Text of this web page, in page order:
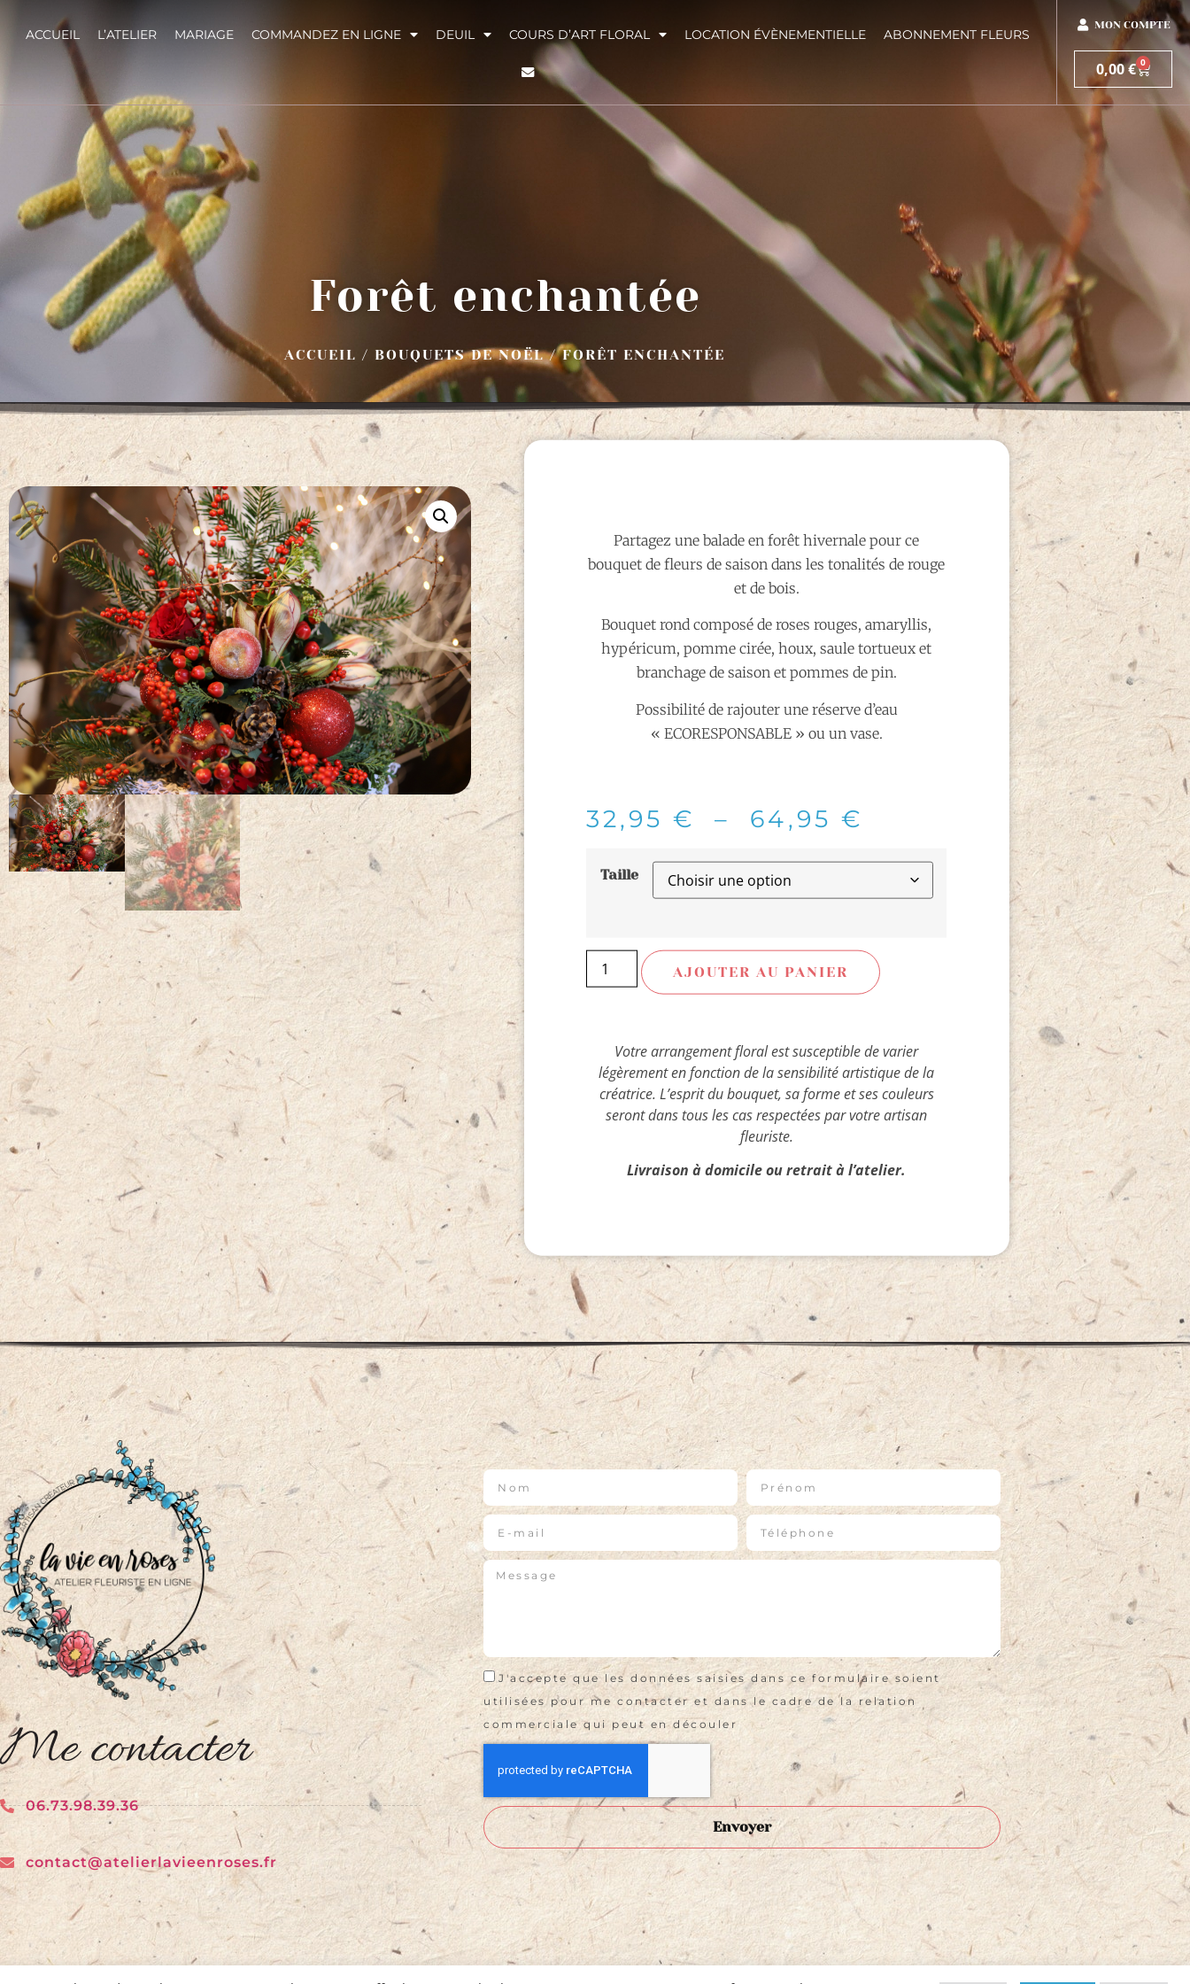
ACCUEIL L’ATELIER MARIAGE COMMANDEZ EN LIGNE DEUIL COURS D’ART FLORAL LOCATION ÉVÈNEMENTIELLE ABONNEMENT FLEURS
MON COMPTE
0,00€ 0
Forêt enchantée
ACCUEIL / BOUQUETS DE NOËL/ FORÊT ENCHANTÉE
Partagez une balade en forêt hivernale pour ce
bouquet de fleurs de saison dans les tonalités de rouge
et de bois.
Bouquet rond composé de roses rouges, amaryllis,
hypéricum, pomme cirée, houx, saule tortueux et
branchage de saison et pommes de pin.
Possibilité de rajouter une réserve d’eau
« ECORESPONSABLE » ou un vase.
32,95 € – 64,95 €
Taille
AJOUTER AU PANIER
Votre arrangement floral est susceptible de varier
légèrement en fonction de la sensibilité artistique de la
créatrice. L’esprit du bouquet, sa forme et ses couleurs
seront dans tous les cas respectées par votre artisan
fleuriste.
Livraison à domicile ou retrait à l’atelier.
Me contacter
06.73.98.39.36
contact@atelierlavieenroses.fr
J'accepte que les données saisies dans ce formulaire soient
utilisées pour me contacter et dans le cadre de la relation
commerciale qui peut en découler
Envoyer